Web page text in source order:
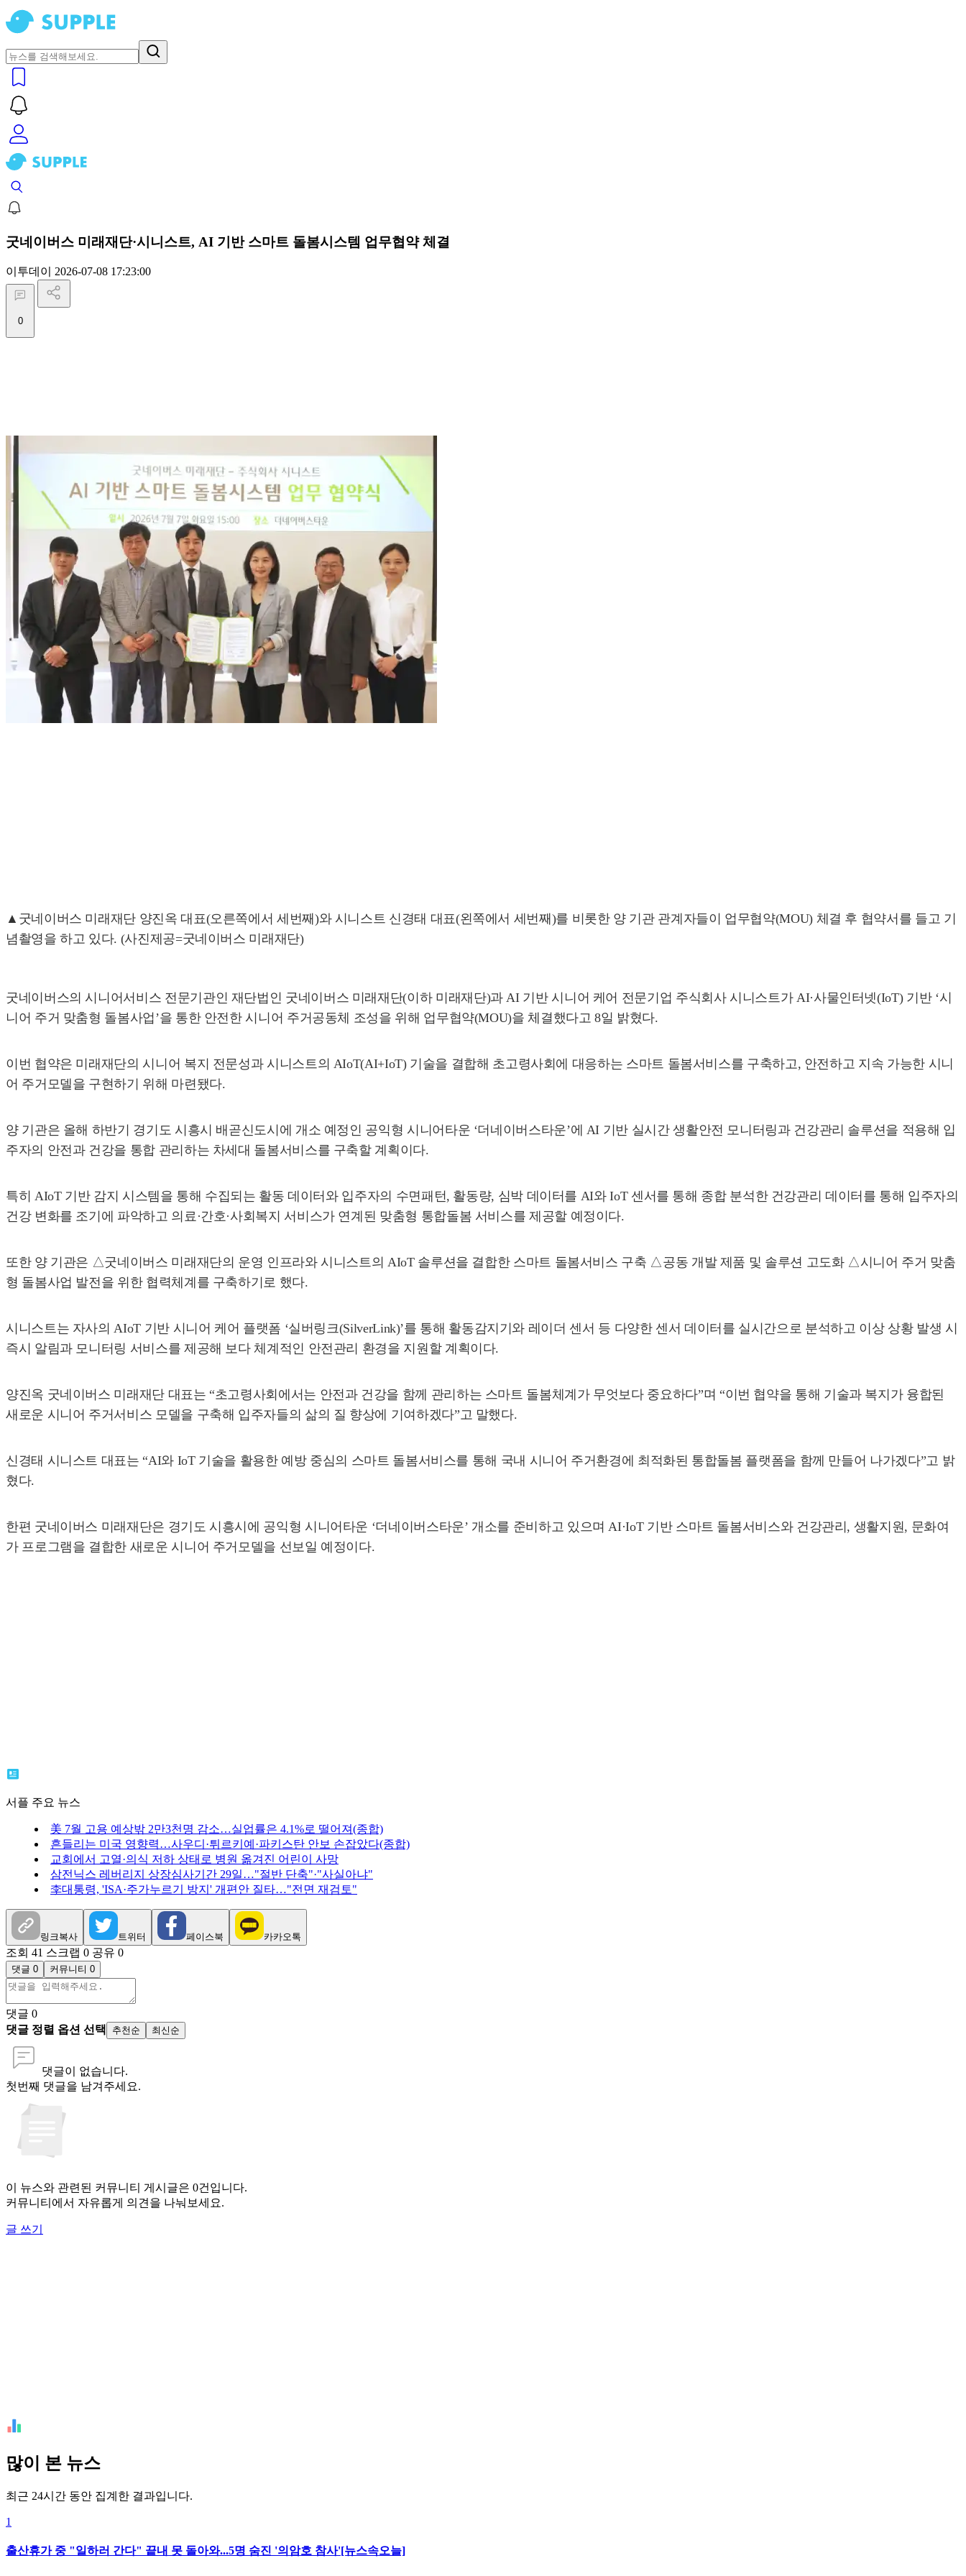
굿네이버스 미래재단·시니스트, AI 기반 스마트 돌봄시스템 업무협약 체결
이투데이 2026-07-08 17:23:00
0
▲굿네이버스 미래재단 양진옥 대표(오른쪽에서 세번째)와 시니스트 신경태 대표(왼쪽에서 세번째)를 비롯한 양 기관 관계자들이 업무협약(MOU) 체결 후 협약서를 들고 기
념촬영을 하고 있다. (사진제공=굿네이버스 미래재단)
굿네이버스의 시니어서비스 전문기관인 재단법인 굿네이버스 미래재단(이하 미래재단)과 AI 기반 시니어 케어 전문기업 주식회사 시니스트가 AI·사물인터넷(IoT) 기반 ‘시
니어 주거 맞춤형 돌봄사업’을 통한 안전한 시니어 주거공동체 조성을 위해 업무협약(MOU)을 체결했다고 8일 밝혔다.
이번 협약은 미래재단의 시니어 복지 전문성과 시니스트의 AIoT(AI+IoT) 기술을 결합해 초고령사회에 대응하는 스마트 돌봄서비스를 구축하고, 안전하고 지속 가능한 시니
어 주거모델을 구현하기 위해 마련됐다.
양 기관은 올해 하반기 경기도 시흥시 배곧신도시에 개소 예정인 공익형 시니어타운 ‘더네이버스타운’에 AI 기반 실시간 생활안전 모니터링과 건강관리 솔루션을 적용해 입
주자의 안전과 건강을 통합 관리하는 차세대 돌봄서비스를 구축할 계획이다.
특히 AIoT 기반 감지 시스템을 통해 수집되는 활동 데이터와 입주자의 수면패턴, 활동량, 심박 데이터를 AI와 IoT 센서를 통해 종합 분석한 건강관리 데이터를 통해 입주자의
건강 변화를 조기에 파악하고 의료·간호·사회복지 서비스가 연계된 맞춤형 통합돌봄 서비스를 제공할 예정이다.
또한 양 기관은 △굿네이버스 미래재단의 운영 인프라와 시니스트의 AIoT 솔루션을 결합한 스마트 돌봄서비스 구축 △공동 개발 제품 및 솔루션 고도화 △시니어 주거 맞춤
형 돌봄사업 발전을 위한 협력체계를 구축하기로 했다.
시니스트는 자사의 AIoT 기반 시니어 케어 플랫폼 ‘실버링크(SilverLink)’를 통해 활동감지기와 레이더 센서 등 다양한 센서 데이터를 실시간으로 분석하고 이상 상황 발생 시
즉시 알림과 모니터링 서비스를 제공해 보다 체계적인 안전관리 환경을 지원할 계획이다.
양진옥 굿네이버스 미래재단 대표는 “초고령사회에서는 안전과 건강을 함께 관리하는 스마트 돌봄체계가 무엇보다 중요하다”며 “이번 협약을 통해 기술과 복지가 융합된
새로운 시니어 주거서비스 모델을 구축해 입주자들의 삶의 질 향상에 기여하겠다”고 말했다.
신경태 시니스트 대표는 “AI와 IoT 기술을 활용한 예방 중심의 스마트 돌봄서비스를 통해 국내 시니어 주거환경에 최적화된 통합돌봄 플랫폼을 함께 만들어 나가겠다”고 밝
혔다.
한편 굿네이버스 미래재단은 경기도 시흥시에 공익형 시니어타운 ‘더네이버스타운’ 개소를 준비하고 있으며 AI·IoT 기반 스마트 돌봄서비스와 건강관리, 생활지원, 문화여
가 프로그램을 결합한 새로운 시니어 주거모델을 선보일 예정이다.
서플 주요 뉴스
美 7월 고용 예상밖 2만3천명 감소…실업률은 4.1%로 떨어져(종합)
흔들리는 미국 영향력…사우디·튀르키예·파키스탄 안보 손잡았다(종합)
교회에서 고열·의식 저하 상태로 병원 옮겨진 어린이 사망
삼전닉스 레버리지 상장심사기간 29일…"절반 단축"·"사실아냐"
李대통령, 'ISA·주가누르기 방지' 개편안 질타…"전면 재검토"
링크복사 트위터 페이스북 카카오톡
조회 41 스크랩 0 공유 0
댓글 0 커뮤니티 0
댓글 0
댓글 정렬 옵션 선택
추천순 최신순
댓글이 없습니다.
첫번째 댓글을 남겨주세요.
이 뉴스와 관련된 커뮤니티 게시글은 0건입니다.
커뮤니티에서 자유롭게 의견을 나눠보세요.
글 쓰기
많이 본 뉴스
최근 24시간 동안 집계한 결과입니다.
1
출산휴가 중 "일하러 간다" 끝내 못 돌아와...5명 숨진 '의암호 참사'[뉴스속오늘]